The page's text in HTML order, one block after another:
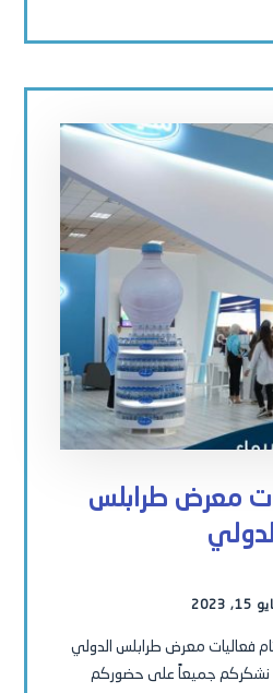
معرض طرابلس
2023
فعاليات معرض طرابلس الدولي
نشكركم جميعاً على حضوركم